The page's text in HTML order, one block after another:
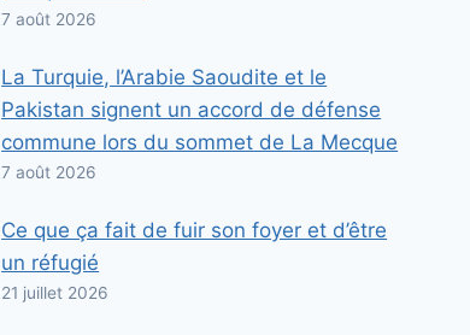
7 août 2026
La Turquie, l’Arabie Saoudite et le
Pakistan signent un accord de défense
commune lors du sommet de La Mecque
7 août 2026
Ce que ça fait de fuir son foyer et d’être
un réfugié
21 juillet 2026